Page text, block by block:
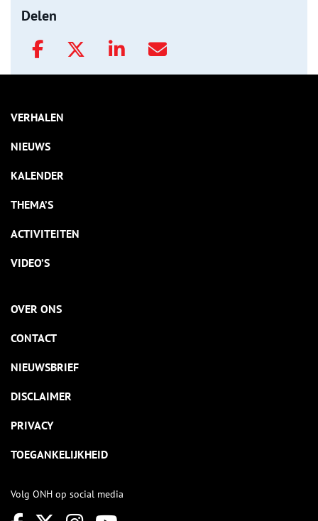
Delen
VERHALEN
NIEUWS
KALENDER
THEMA’S
ACTIVITEITEN
VIDEO’S
OVER ONS
CONTACT
NIEUWSBRIEF
DISCLAIMER
PRIVACY
TOEGANKELIJKHEID
Volg ONH op social media